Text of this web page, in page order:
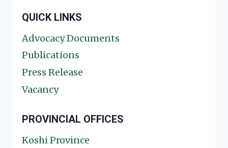
QUICK LINKS
Advocacy Documents
Publications
Press Release
Vacancy
PROVINCIAL OFFICES
Koshi Province